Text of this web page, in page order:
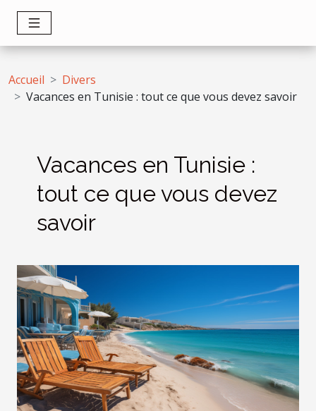
Accueil
Divers
Vacances en Tunisie : tout ce que vous devez savoir
Vacances en Tunisie :
tout ce que vous devez
savoir